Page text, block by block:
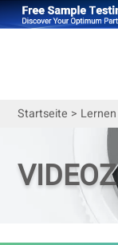
Startseite > Lernen